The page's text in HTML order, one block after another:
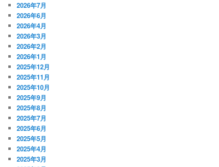
2026年7月
2026年6月
2026年4月
2026年3月
2026年2月
2026年1月
2025年12月
2025年11月
2025年10月
2025年9月
2025年8月
2025年7月
2025年6月
2025年5月
2025年4月
2025年3月